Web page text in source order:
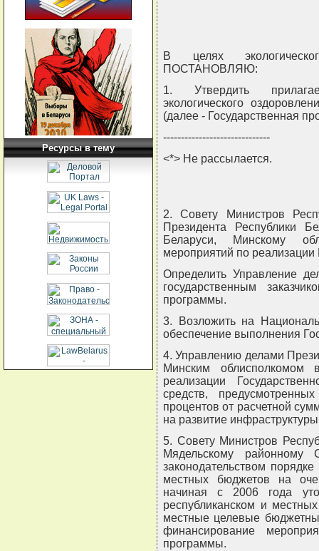
Ресурсы в тему
В целях
ПОСТАНОВЛЯЮ:
1. Утвердить
экологического
(далее - Государственная
------------------------------
<*> Не рассылается.
2. Совету Министров
Президента Республики
Беларуси, Минскому
мероприятий по
Определить Управление
государственным
программы.
3. Возложить на
обеспечение выполнения
4. Управлению делами
Минским
реализации
средств,
процентов от расчетной
на развитие
5. Совету Министров
Мядельскому районному
законодательством
местных бюджетов на
начиная с 2006 года
республиканском и
местные целевые
финансирование
программы.